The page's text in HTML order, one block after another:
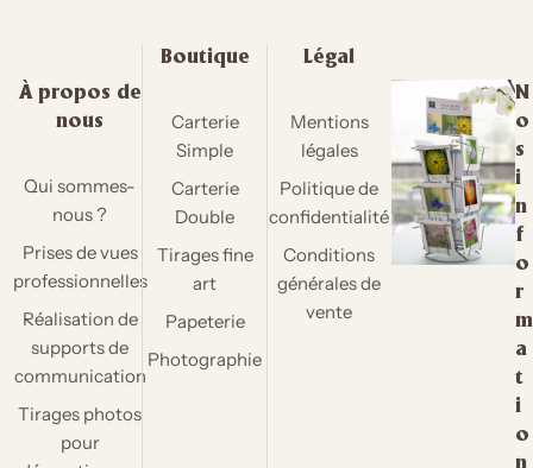
À propos de
nous
Qui sommes-
nous ?
Prises de vues
professionnelles
Réalisation de
supports de
communication
Tirages photos
pour
Boutique
Carterie
Simple
Carterie
Double
Tirages fine
art
Papeterie
Photographie
Légal
Mentions
légales
Politique de
confidentialité
Conditions
générales de
vente
N
o
s
i
n
f
o
r
m
a
t
i
o
n